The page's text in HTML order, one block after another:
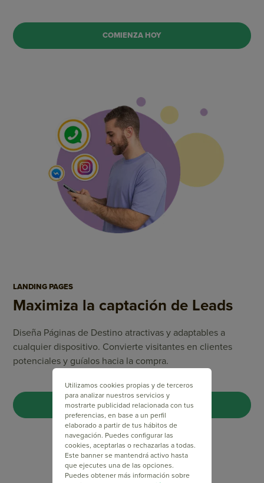
COMIENZA HOY
LANDING PAGES
Maximiza la captación de Leads
Diseña Páginas de Destino atractivas y adaptables a
cualquier dispositivo. Convierte visitantes en clientes
potenciales y guíalos hacia la compra.
CREA TU LANDING PAGE
Utilizamos cookies propias y de terceros
para analizar nuestros servicios y
mostrarte publicidad relacionada con tus
preferencias, en base a un perfil
elaborado a partir de tus hábitos de
navegación. Puedes configurar las
cookies, aceptarlas o rechazarlas a todas.
Este banner se mantendrá activo hasta
que ejecutes una de las opciones.
Puedes obtener más información sobre